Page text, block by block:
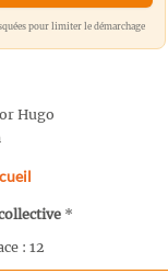
pour limiter le démarchage
Hugo
*
: 12